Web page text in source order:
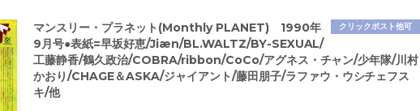
クリックポスト他可
マンスリー・プラネット(Monthly PLANET) 1990年
9月号●表紙=早坂好恵/Jiæn/BL.WALTZ/BY-SEXUAL/
工藤静香/鶴久政治/COBRA/ribbon/CoCo/アグネス・チャン/少年隊/川村
かおり/CHAGE＆ASKA/ジャイアント/藤田朋子/ラファウ・ウシチェフス
キ/他